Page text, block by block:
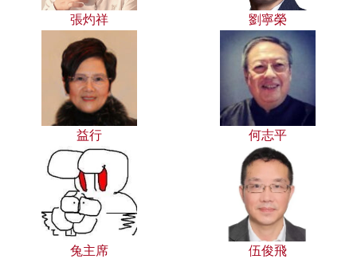
張灼祥 劉寧榮
益行 何志平
兔主席 伍俊飛